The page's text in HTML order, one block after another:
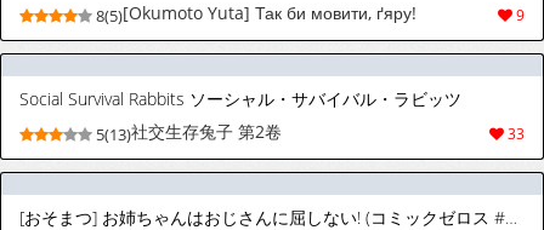
9
8(5)[Okumoto Yuta] Так би мовити, ґяру!
Social Survival Rabbits ソーシャル・サバイバル・ラビッツ
33
5(13)社交生存兔子 第2卷
[おそまつ] お姉ちゃんはおじさんに屈しない! (コミックゼロス #124) [中国翻訳] [DL版]